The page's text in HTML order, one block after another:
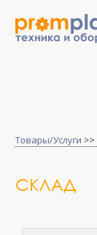
Товары/Услуги >>
СКЛАД